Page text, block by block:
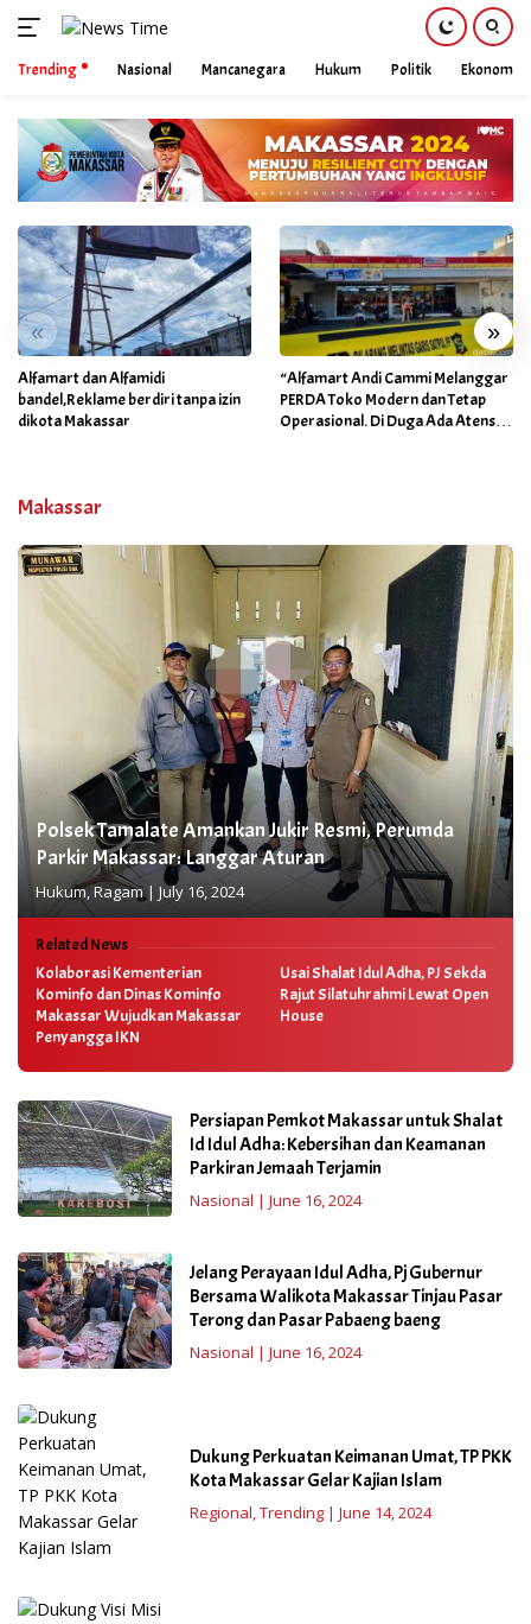
content
Trending Nasional Mancanegara Hukum Politik Ekonomi
« »
Alfamart dan Alfamidi
bandel,Reklame berdiri tanpa izin
dikota Makassar
“Alfamart Andi Cammi Melanggar
PERDA Toko Modern dan Tetap
Operasional. Di Duga Ada Atensi
Makassar
Polsek Tamalate Amankan Jukir Resmi, Perumda
Parkir Makassar: Langgar Aturan
Hukum,Ragam| July 16, 2024
Related News
Kolaborasi Kementerian
Kominfo dan Dinas Kominfo
Makassar Wujudkan Makassar
Penyangga IKN
Usai Shalat Idul Adha, PJ Sekda
Rajut Silatuhrahmi Lewat Open
House
Persiapan Pemkot Makassar untuk Shalat
Id Idul Adha: Kebersihan dan Keamanan
Parkiran Jemaah Terjamin
Nasional | June 16, 2024
Jelang Perayaan Idul Adha, Pj Gubernur
Bersama Walikota Makassar Tinjau Pasar
Terong dan Pasar Pabaeng baeng
Nasional | June 16, 2024
Dukung Perkuatan Keimanan Umat, TP PKK
Kota Makassar Gelar Kajian Islam
Regional,Trending| June 14, 2024